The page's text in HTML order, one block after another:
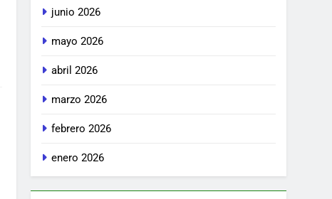
junio 2026
mayo 2026
abril 2026
marzo 2026
febrero 2026
enero 2026